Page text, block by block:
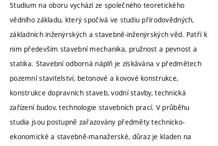
Studium na oboru vychází ze společného teoretického
vědního základu, který spočívá ve studiu přírodovědných,
základních inženýrských a stavebně-inženýrských věd. Patří k
nim především stavební mechanika, pružnost a pevnost a
statika. Stavební odborná náplň je získávána v předmětech
pozemní stavitelství, betonové a kovové konstrukce,
konstrukce dopravních staveb, vodní stavby, technická
zařízení budov, technologie stavebních prací. V průběhu
studia jsou postupně zařazovány předměty technicko-
ekonomické a stavebně-manažerské, důraz je kladen na